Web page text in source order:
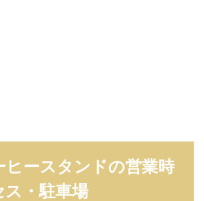
ヒースタンドの営業時
ス・駐車場